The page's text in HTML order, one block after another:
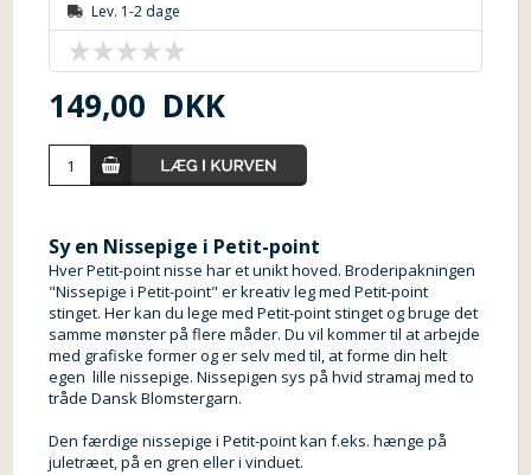
Lev. 1-2 dage
149,00 DKK
Sy en Nissepige i Petit-point
Hver Petit-point nisse har et unikt hoved. Broderipakningen
"Nissepige i Petit-point" er kreativ leg med Petit-point
stinget. Her kan du lege med Petit-point stinget og bruge det
samme mønster på flere måder. Du vil kommer til at arbejde
med grafiske former og er selv med til, at forme din helt
egen lille nissepige. Nissepigen sys på hvid stramaj med to
tråde Dansk Blomstergarn.
Den færdige nissepige i Petit-point kan f.eks. hænge på
juletræet, på en gren eller i vinduet.